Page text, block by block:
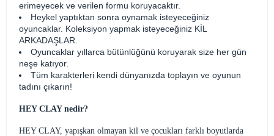
erimeyecek ve verilen formu koruyacaktır.
Heykel yaptıktan sonra oynamak isteyeceğiniz
oyuncaklar. Koleksiyon yapmak isteyeceğiniz KİL
ARKADAŞLAR.
Oyuncaklar yıllarca bütünlüğünü koruyarak size her gün
neşe katıyor.
Tüm karakterleri kendi dünyanızda toplayın ve oyunun
tadını çıkarın!
HEY CLAY nedir?
HEY CLAY, yapışkan olmayan kil ve çocukları farklı boyutlarda